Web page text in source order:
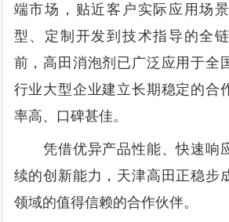
端市场，贴近客户实际应用场
型、定制开发到技术指导的全
前，高田消泡剂已广泛应用于全
行业大型企业建立长期稳定的合
率高、口碑甚佳。
凭借优异产品性能、快速响
续的创新能力，天津高田正稳步
领域的值得信赖的合作伙伴。